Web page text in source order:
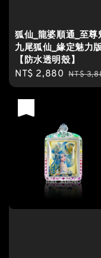
狐仙_龍婆順通_至尊
九尾狐仙_緣定魅力
【防水透明殼】
Sale
price
NT$ 2,880
price
NT$